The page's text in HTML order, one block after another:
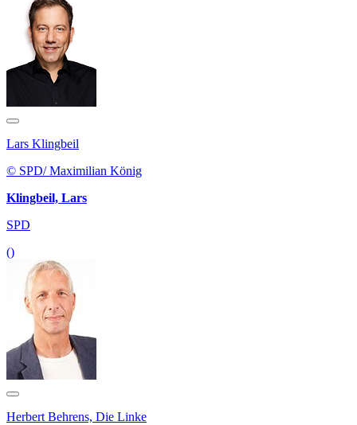
Lars Klingbeil
© SPD/ Maximilian König
Klingbeil, Lars
SPD
()
Herbert Behrens, Die Linke